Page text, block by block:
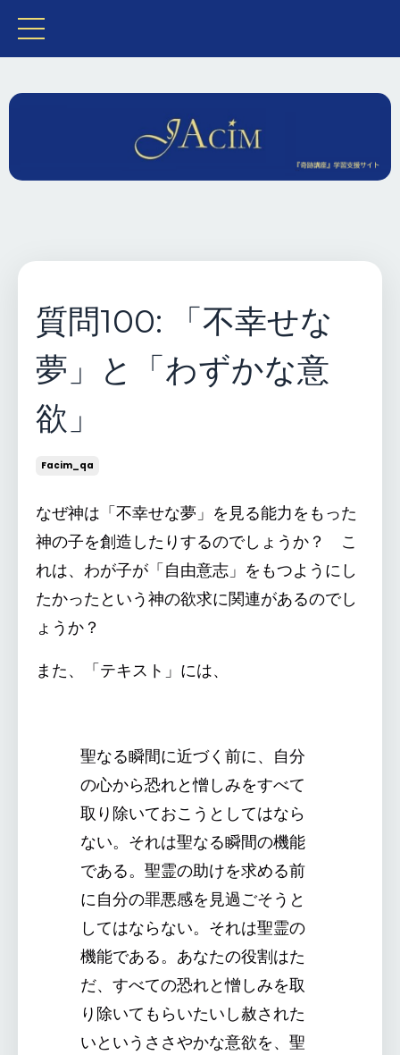
質問100: 「不幸せな
夢」と「わずかな意
欲」
Facim_qa
なぜ神は「不幸せな夢」を見る能力をもった
神の子を創造したりするのでしょうか？ こ
れは、わが子が「自由意志」をもつようにし
たかったという神の欲求に関連があるのでし
ょうか？
また、「テキスト」には、
聖なる瞬間に近づく前に、自分
の心から恐れと憎しみをすべて
取り除いておこうとしてはなら
ない。それは聖なる瞬間の機能
である。聖霊の助けを求める前
に自分の罪悪感を見過ごそうと
してはならない。それは聖霊の
機能である。あなたの役割はた
だ、すべての恐れと憎しみを取
り除いてもらいたいし赦された
いというささやかな意欲を、聖